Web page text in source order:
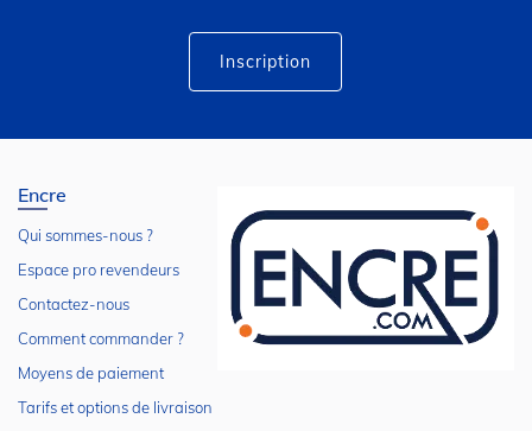
Inscription
Encre
Qui sommes-nous ?
Espace pro revendeurs
Contactez-nous
Comment commander ?
Moyens de paiement
Tarifs et options de livraison